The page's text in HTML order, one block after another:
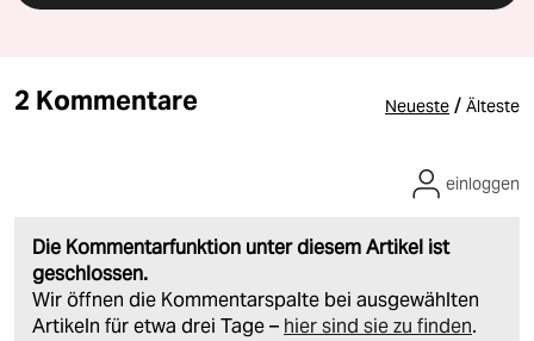
2 Kommentare Neueste / Älteste
Die Kommentarfunktion unter diesem Artikel ist
geschlossen.
Wir öffnen die Kommentarspalte bei ausgewählten
Artikeln für etwa drei Tage – hier sind sie zu finden.
einloggen